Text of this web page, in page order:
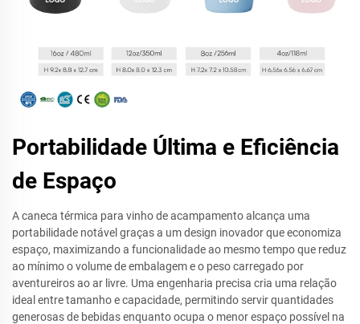
Portabilidade Última e Eficiência
de Espaço
A caneca térmica para vinho de acampamento alcança uma
portabilidade notável graças a um design inovador que economiza
espaço, maximizando a funcionalidade ao mesmo tempo que reduz
ao mínimo o volume de embalagem e o peso carregado por
aventureiros ao ar livre. Uma engenharia precisa cria uma relação
ideal entre tamanho e capacidade, permitindo servir quantidades
generosas de bebidas enquanto ocupa o menor espaço possível na